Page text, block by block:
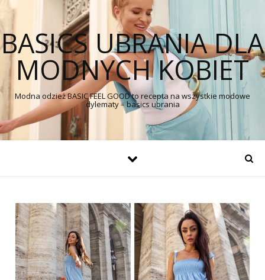
BASICS UBRANIA DLA
MODNYCH KOBIET
Modna odzież BASIC FEEL GOOD to recepta na wszystkie modowe
dylematy – basics ubrania